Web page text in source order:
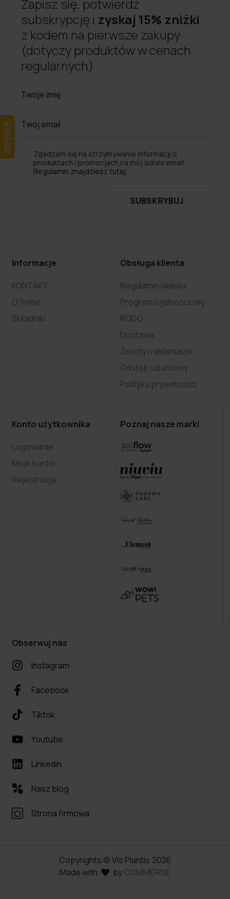
Zapisz się, potwierdź
subskrypcję i zyskaj 15% zniżki
z kodem na pierwsze zakupy
(dotyczy produktów w cenach
regularnych)
Zgadzam się na otrzymywanie informacji o
produktach i promocjach na mój adres email.
Regulamin znajdziesz tutaj.
SUBSKRYBUJ
Informacje
KONTAKT
O firmie
Składniki
Obsługa klienta
Regulamin sklepu
Program lojalnościowy
RODO
Dostawa
Zwroty i reklamacje
Odstąp od umowy
Polityka prywatności
Konto użytkownika
Logowanie
Moje konto
Rejestracja
Poznaj nasze marki
Obserwuj nas
Instagram
Facebook
Tiktok
Youtube
Linkedin
Nasz blog
Strona firmowa
Copyrights © Vis Plantis 2026
Made with
byCOMMERISE